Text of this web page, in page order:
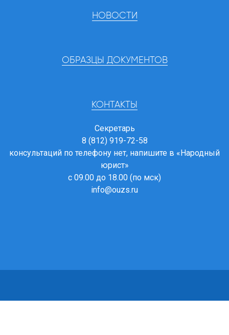
НОВОСТИ
ОБРАЗЦЫ ДОКУМЕНТОВ
КОНТАКТЫ
Секретарь
8 (812) 919-72-58
консультаций по телефону нет, напишите в «Народный
юрист»
с 09.00 до 18.00 (по мск)
info@ouzs.ru